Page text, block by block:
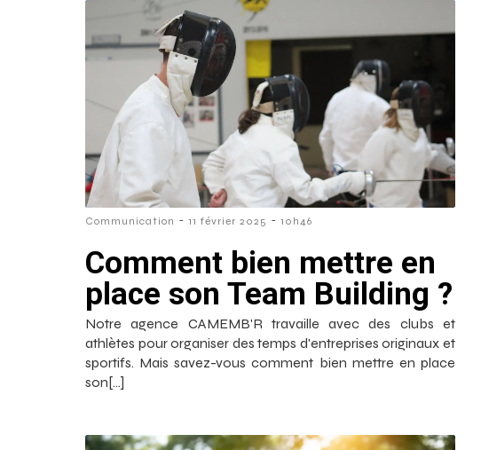
Communication - 11 février 2025 - 10h46
Comment bien mettre en
place son Team Building ?
Notre agence CAMEMB'R travaille avec des clubs et
athlètes pour organiser des temps d'entreprises originaux et
sportifs. Mais savez-vous comment bien mettre en place
son[…]